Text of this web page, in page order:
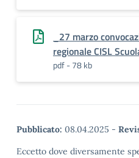
_27 marzo
regionale CISL
pdf - 78 kb
Pubblicato: 08.04.2025 -
Eccetto dove diversamente